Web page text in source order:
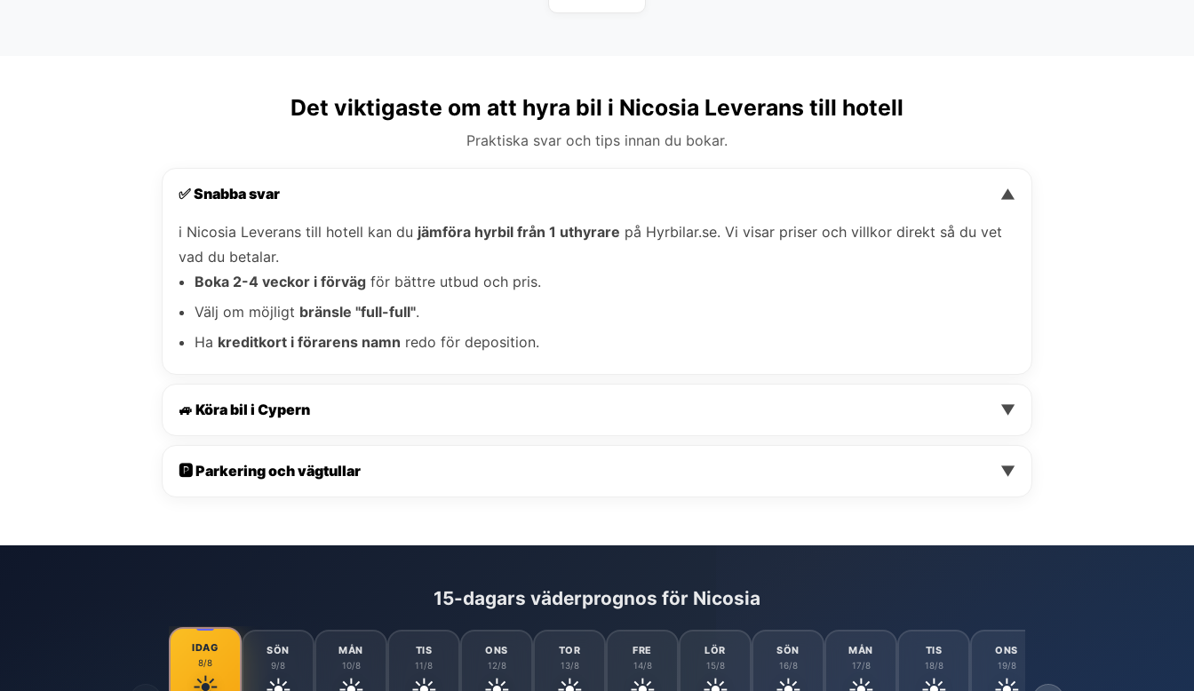
Det viktigaste om att hyra bil i Nicosia Leverans till hotell
Praktiska svar och tips innan du bokar.
✅ Snabba svar ▼
i Nicosia Leverans till hotell kan du jämföra hyrbil från 1 uthyrare på Hyrbilar.se. Vi visar priser och villkor direkt så du vet
vad du betalar.
Boka 2-4 veckor i förväg för bättre utbud och pris.
Välj om möjligt bränsle "full-full".
Ha kreditkort i förarens namn redo för deposition.
🚙 Köra bil i Cypern ▼
🅿️ Parkering och vägtullar ▼
15-dagars väderprognos för Nicosia
IDAG
8/8
SÖN
9/8
MÅN
10/8
TIS
11/8
ONS
12/8
TOR
13/8
FRE
14/8
LÖR
15/8
SÖN
16/8
MÅN
17/8
TIS
18/8
ONS
19/8